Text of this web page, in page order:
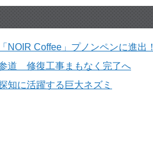
NOIR Coffee」プノンペンに進出！
道 修復工事まもなく完了へ
知に活躍する巨大ネズミ